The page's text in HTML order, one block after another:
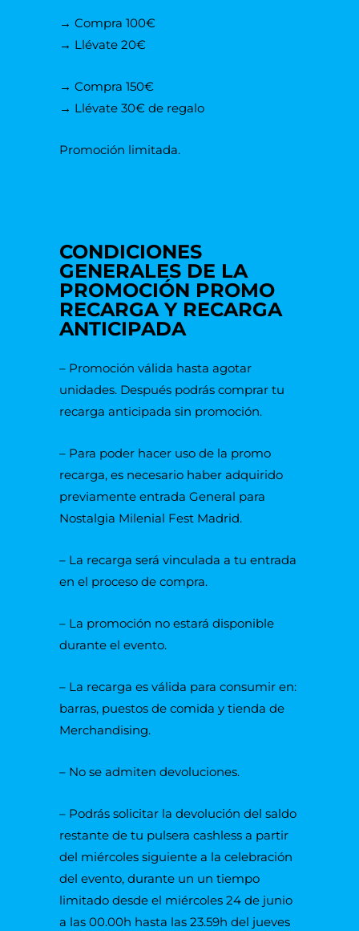
→ Compra 100€
→ Llévate 20€
→ Compra 150€
→ Llévate 30€ de regalo
Promoción limitada.
CONDICIONES
GENERALES DE LA
PROMOCIÓN PROMO
RECARGA Y RECARGA
ANTICIPADA
– Promoción válida hasta agotar
unidades. Después podrás comprar tu
recarga anticipada sin promoción.
– Para poder hacer uso de la promo
recarga, es necesario haber adquirido
previamente entrada General para
Nostalgia Milenial Fest Madrid.
– La recarga será vinculada a tu entrada
en el proceso de compra.
– La promoción no estará disponible
durante el evento.
– La recarga es válida para consumir en:
barras, puestos de comida y tienda de
Merchandising.
– No se admiten devoluciones.
– Podrás solicitar la devolución del saldo
restante de tu pulsera cashless a partir
del miércoles siguiente a la celebración
del evento, durante un un tiempo
limitado desde el miércoles 24 de junio
a las 00.00h hasta las 23.59h del jueves